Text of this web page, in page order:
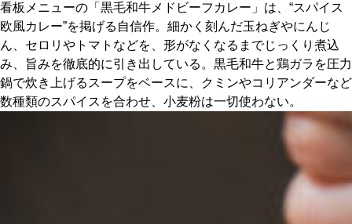
すべて
関西で開催。
おすすめの展覧会
おすすめの映画
看板メニューの「黒毛和牛メドビーフカレー」は、“スパイス
欧風カレー”を掲げる自信作。細かく刻んだ玉ねぎやにんじ
ん、セロリやトマトなどを、形がなくなるまでじっくり煮込
み、旨みを徹底的に引き出している。黒毛和牛と鶏ガラを圧力
鍋で炊き上げるスープをベースに、クミンやコリアンダーなど
数種類のスパイスを合わせ、小麦粉は一切使わない。